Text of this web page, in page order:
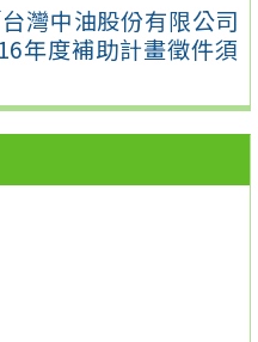
灣中油股份有限公司
年度補助計畫徵件須